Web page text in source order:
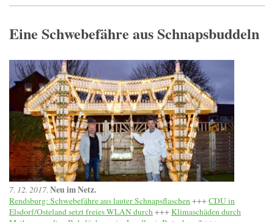
Eine Schwebefähre aus Schnapsbuddeln
7. 12. 2017. Neu im Netz.
Rendsburg: Schwebefähre aus lauter Schnapsflaschen+++ CDU in
Elsdorf/Osteland setzt freies WLAN durch+++ Klimaschäden durch